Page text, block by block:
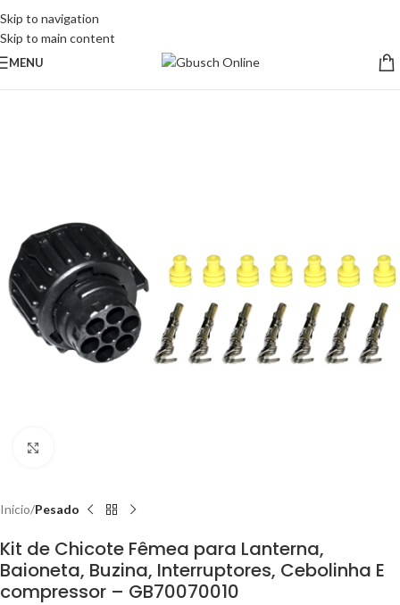
Skip to navigation
Skip to main content
MENU
Início Pesado
Kit de Chicote Fêmea para Lanterna,
Baioneta, Buzina, Interruptores, Cebolinha E
compressor – GB70070010